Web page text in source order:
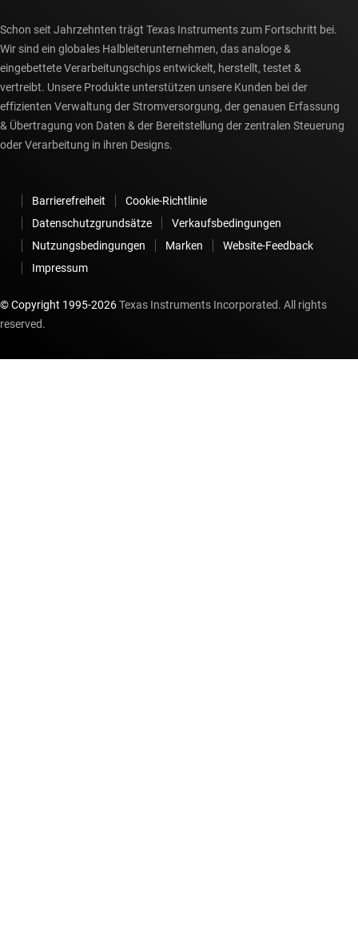
Schon seit Jahrzehnten trägt Texas Instruments zum Fortschritt bei.
Wir sind ein globales Halbleiterunternehmen, das analoge &
eingebettete Verarbeitungschips entwickelt, herstellt, testet &
vertreibt. Unsere Produkte unterstützen unsere Kunden bei der
effizienten Verwaltung der Stromversorgung, der genauen Erfassung
& Übertragung von Daten & der Bereitstellung der zentralen Steuerung
oder Verarbeitung in ihren Designs.
Barrierefreiheit
Cookie-Richtlinie
Datenschutzgrundsätze
Verkaufsbedingungen
Nutzungsbedingungen
Marken
Website-Feedback
Impressum
© Copyright 1995-2026Texas Instruments Incorporated. All rights
reserved.